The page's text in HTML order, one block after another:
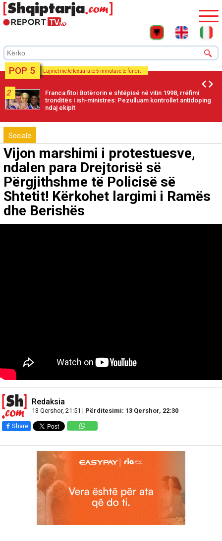
POP 5 Lajmet më të lexuara të 5 minutave të fundit
2
Franca fitoi Botërorin e shtëpisë në vitin 1998, rrëfimi
tronditës i ish-ministres: Pezulluam kontrollet antidoping
ndaj ekipit
Sociale
Vijon marshimi i protestuesve,
ndalen para Drejtorisë së
Përgjithshme të Policisë së
Shtetit! Kërkohet largimi i Ramës
dhe Berishës
Redaksia
13 Qershor, 21:51 | Përditesimi: 13 Qershor, 22:30
Share